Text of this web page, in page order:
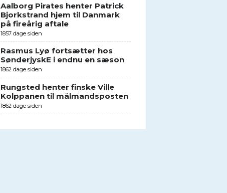
Aalborg Pirates henter Patrick
Bjorkstrand hjem til Danmark
på fireårig aftale
1857 dage siden
Rasmus Lyø fortsætter hos
SønderjyskE i endnu en sæson
1862 dage siden
Rungsted henter finske Ville
Kolppanen til målmandsposten
1862 dage siden